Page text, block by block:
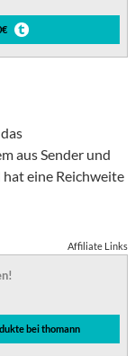
aus Sender und
eine Reichweite
Affiliate Links
bei thomann